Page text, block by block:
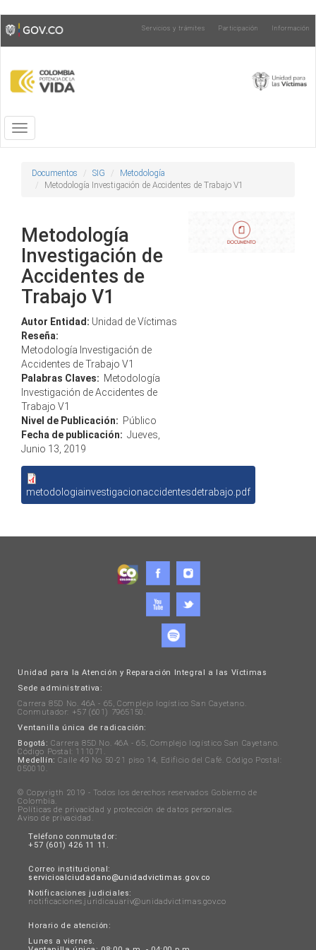
Pasar
al
contenido
Toggle
high
contrast
Servicios y trámites Participación Información
Toggle
navigation
Documentos SIG
Metodología
Metodología Investigación de Accidentes de Trabajo V1
Metodología
Investigación de
Accidentes de
Trabajo V1
Autor Entidad: Unidad de Víctimas
Reseña:
Metodología Investigación de
Accidentes de Trabajo V1
Palabras Claves: Metodología
Investigación de Accidentes de
Trabajo V1
Nivel de Publicación: Público
Fecha de publicación: Jueves,
Junio 13, 2019
metodologiainvestigacionaccidentesdetrabajo.pdf
Unidad para la Atención y Reparación Integral a las Víctimas
Sede administrativa:
Carrera 85D No. 46A - 65, Complejo logístico San Cayetano.
Conmutador: +57 (601) 7965150.
Ventanilla única de radicación:
Bogotá: Carrera 85D No. 46A - 65, Complejo logístico San Cayetano.
Código Postal: 111071.
Medellín: Calle 49 No 50-21 piso 14, Edificio del Café. Código Postal:
050010.
© Copyrigth 2019 - Todos los derechos reservados Gobierno de
Colombia.
Políticas de privacidad y protección de datos personales.
Aviso de privacidad .
Teléfono conmutador:
+57 (601) 426 11 11.
Correo institucional:
servicioalciudadano@unidadvictimas.gov.co
Notificaciones judiciales:
notificaciones.juridicauariv@unidadvictimas.gov.co
Horario de atención:
Lunes a viernes.